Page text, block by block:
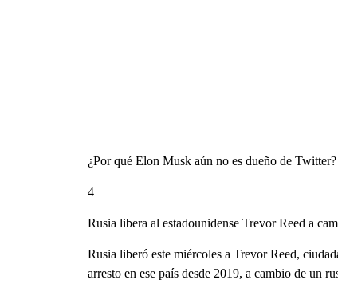
¿Por qué Elon Musk aún no es dueño de
4
Rusia libera al estadounidense Trevor Reed a
Rusia liberó este miércoles a Trevor Reed,
arresto en ese país desde 2019, a cambio de un